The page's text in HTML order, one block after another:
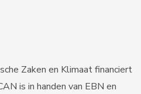
Zaken en Klimaat financiert
is in handen van EBN en